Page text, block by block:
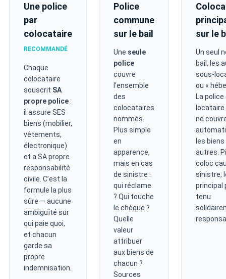
Une police
par
colocataire
RECOMMANDÉ
Chaque
colocataire
souscrit SA
propre police:
il assure SES
biens (mobilier,
vêtements,
électronique)
et a SA propre
responsabilité
civile. C’est la
formule la plus
sûre — aucune
ambiguïté sur
qui paie quoi,
et chacun
garde sa
propre
indemnisation.
Police
commune
sur le bail
Une seule
police
couvre
l’ensemble
des
colocataires
nommés.
Plus simple
en
apparence,
mais en cas
de sinistre :
qui réclame
? Qui touche
le chèque ?
Quelle
valeur
attribuer
aux biens de
chacun ?
Sources
sur le
Un seul
bail, les
sous-
ou «
La police
ne
les
autres.
coloc
sinistre,
principal
tenu